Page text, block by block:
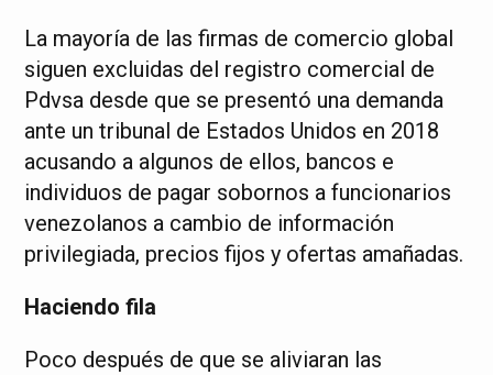
La mayoría de las firmas de comercio global
siguen excluidas del registro comercial de
Pdvsa desde que se presentó una demanda
ante un tribunal de Estados Unidos en 2018
acusando a algunos de ellos, bancos e
individuos de pagar sobornos a funcionarios
venezolanos a cambio de información
privilegiada, precios fijos y ofertas amañadas.
Haciendo fila
Poco después de que se aliviaran las